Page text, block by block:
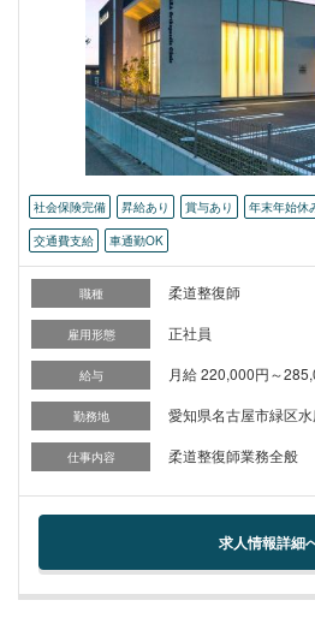
社会保険完備 昇給あり 賞与あり 年末年始休
交通費支給
車通勤OK
職種 柔道整復師
雇用形態 正社員
給与 月給 220,000円～
勤務地 愛知県名古屋市緑区
仕事内容 柔道整復師業務全般
求人情報詳細